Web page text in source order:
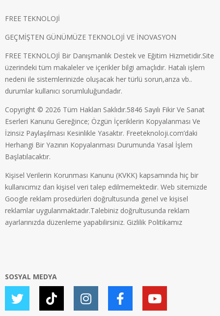
FREE TEKNOLOJİ
GEÇMİŞTEN GÜNÜMÜZE TEKNOLOJİ VE İNOVASYON
FREE TEKNOLOJİ Bir Danışmanlık Destek ve Eğitim Hizmetidir.Site
üzerindeki tüm makaleler ve içerikler bilgi amaçlıdır. Hatalı işlem
nedeni ile sistemlerinizde oluşacak her türlü sorun,arıza vb..
durumlar kullanıcı sorumluluğundadır.
Copyright © 2026 Tüm Hakları Saklıdır.5846 Sayılı Fikir Ve Sanat
Eserleri Kanunu Gereğince; Özgün İçeriklerin Kopyalanması Ve
İzinsiz Paylaşılması Kesinlikle Yasaktır. Freeteknoloji.com’daki
Herhangi Bir Yazının Kopyalanması Durumunda Yasal İşlem
Başlatılacaktır.
Kişisel Verilerin Korunması Kanunu (KVKK) kapsamında hiç bir
kullanıcımız dan kişisel veri talep edilmemektedir. Web sitemizde
Google reklam prosedürleri doğrultusunda genel ve kişisel
reklamlar uygulanmaktadır.Talebiniz doğrultusunda reklam
ayarlarınızda düzenleme yapabilirsiniz. Gizlilik Politikamız
SOSYAL MEDYA